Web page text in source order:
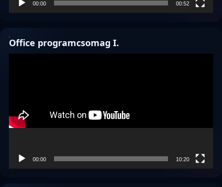
00:00 00:52
Office programcsomag I.
00:00 10:20